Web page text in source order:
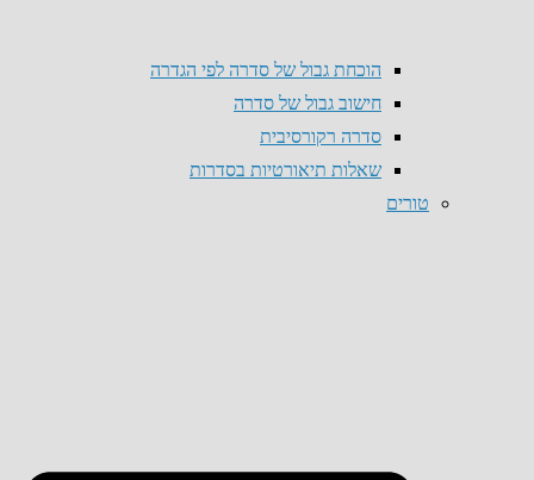
הוכחת גבול של סדרה לפי הגדרה
חישוב גבול של סדרה
סדרה רקורסיבית
שאלות תיאורטיות בסדרות
טורים